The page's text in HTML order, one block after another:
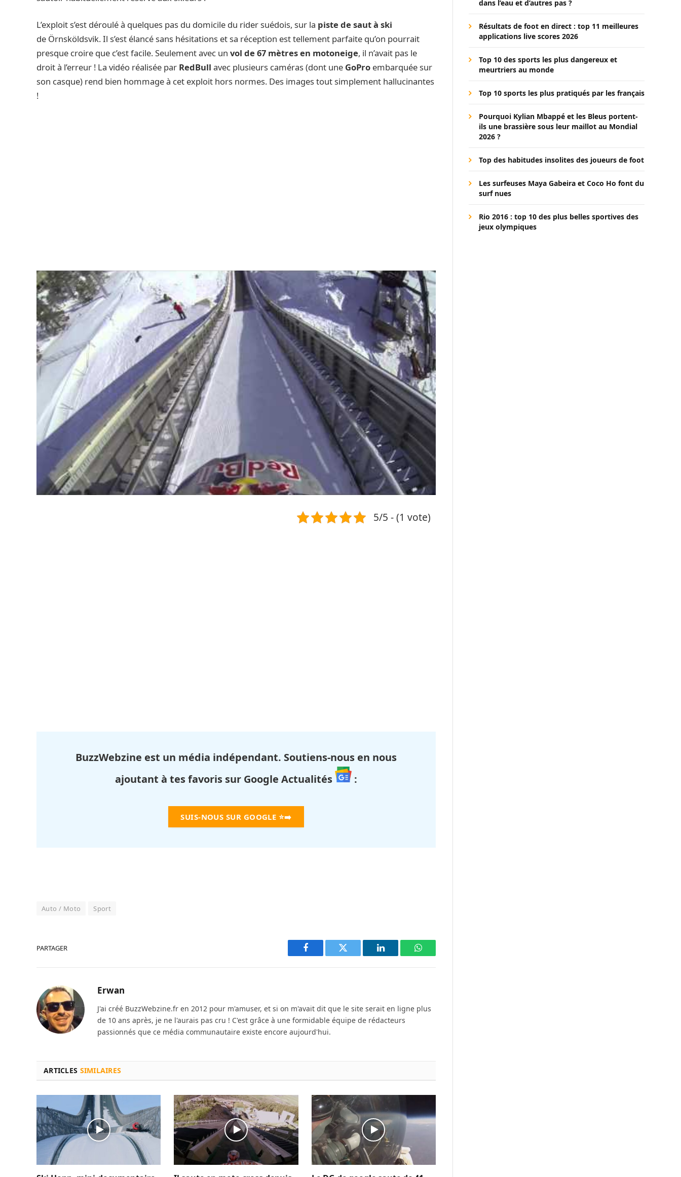
L’exploit s’est déroulé à quelques pas du domicile du rider suédois, sur la piste de saut à ski
de Örnsköldsvik. Il s’est élancé sans hésitations et sa réception est tellement parfaite qu’on pourrait
presque croire que c’est facile. Seulement avec un vol de 67 mètres en motoneige, il n’avait pas le
droit à l’erreur ! La vidéo réalisée par RedBull avec plusieurs caméras (dont une GoPro embarquée sur
son casque) rend bien hommage à cet exploit hors normes. Des images tout simplement hallucinantes
!
5/5 - (1 vote)
BuzzWebzine est un média indépendant. Soutiens-nous en nous
ajoutant à tes favoris sur Google Actualités
:
SUIS-NOUS SUR GOOGLE ⭐➡️
Auto / Moto Sport
PARTAGER
Facebook Twitter LinkedIn WhatsApp
Erwan
J'ai créé BuzzWebzine.fr en 2012 pour m'amuser, et si on m'avait dit que le site serait en ligne plus
de 10 ans après, je ne l'aurais pas cru ! C'est grâce à une formidable équipe de rédacteurs
passionnés que ce média communautaire existe encore aujourd'hui.
ARTICLES SIMILAIRES
dans l’eau et d’autres pas ?
Résultats de foot en direct : top 11 meilleures
applications live scores 2026
Top 10 des sports les plus dangereux et
meurtriers au monde
Top 10 sports les plus pratiqués par les français
Pourquoi Kylian Mbappé et les Bleus portent-
ils une brassière sous leur maillot au Mondial
2026 ?
Top des habitudes insolites des joueurs de foot
Les surfeuses Maya Gabeira et Coco Ho font du
surf nues
Rio 2016 : top 10 des plus belles sportives des
jeux olympiques